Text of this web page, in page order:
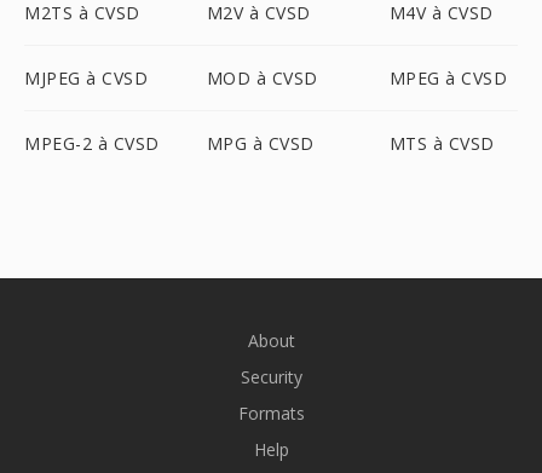
M2TS à CVSD M2V à CVSD M4V à CVSD
MJPEG à CVSD MOD à CVSD MPEG à CVSD
MPEG-2 à CVSD MPG à CVSD MTS à CVSD
About
Security
Formats
Help